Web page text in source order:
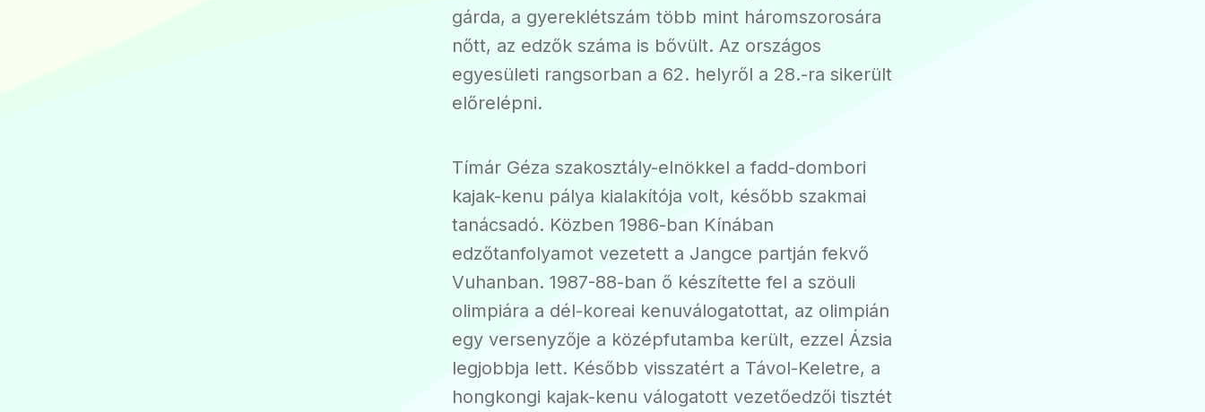
gárda, a gyereklétszám több mint háromszorosára
nőtt, az edzők száma is bővült. Az országos
egyesületi rangsorban a 62. helyről a 28.-ra sikerült
előrelépni.
Tímár Géza szakosztály-elnökkel a fadd-dombori
kajak-kenu pálya kialakítója volt, később szakmai
tanácsadó. Közben 1986-ban Kínában
edzőtanfolyamot vezetett a Jangce partján fekvő
Vuhanban. 1987-88-ban ő készítette fel a szöuli
olimpiára a dél-koreai kenuválogatottat, az olimpián
egy versenyzője a középfutamba került, ezzel Ázsia
legjobbja lett. Később visszatért a Távol-Keletre, a
hongkongi kajak-kenu válogatott vezetőedzői tisztét